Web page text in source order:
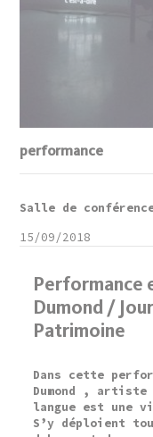
performance
Performance
Dumond /
Patrimoine
Dans cette
Dumond , artiste
langue est une
S’y déploient
Salle de
15/09/2018